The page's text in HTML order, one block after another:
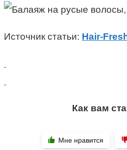
Источник статьи: Hair-
Как вам
Мне нравится